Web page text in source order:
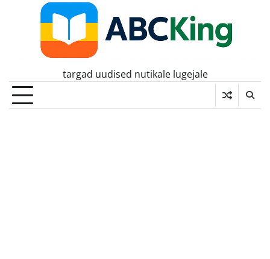
targad uudised nutikale lugejale